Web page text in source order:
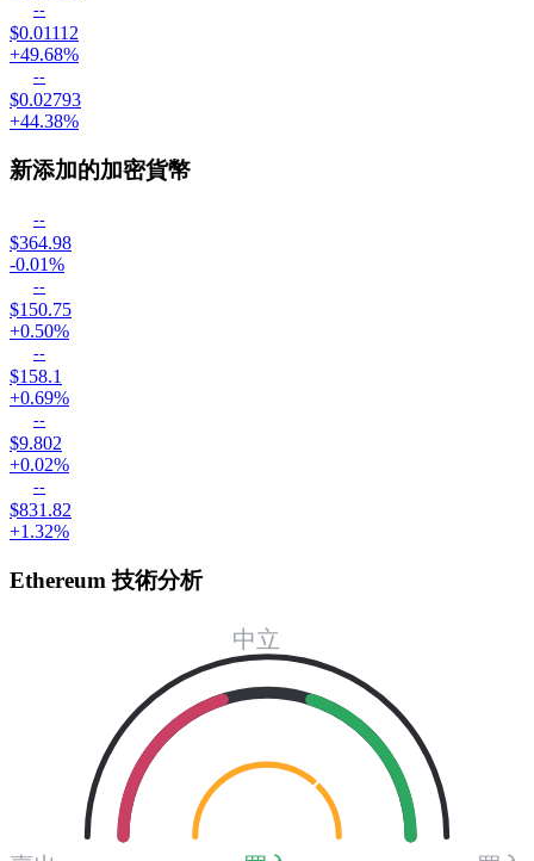
--
$0.01112
+49.68%
--
$0.02793
+44.38%
新添加的加密貨幣
--
$364.98
-0.01%
--
$150.75
+0.50%
--
$158.1
+0.69%
--
$9.802
+0.02%
--
$831.82
+1.32%
Ethereum 技術分析
中立